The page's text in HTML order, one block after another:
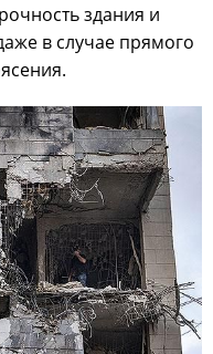
здания и
в случае прямого